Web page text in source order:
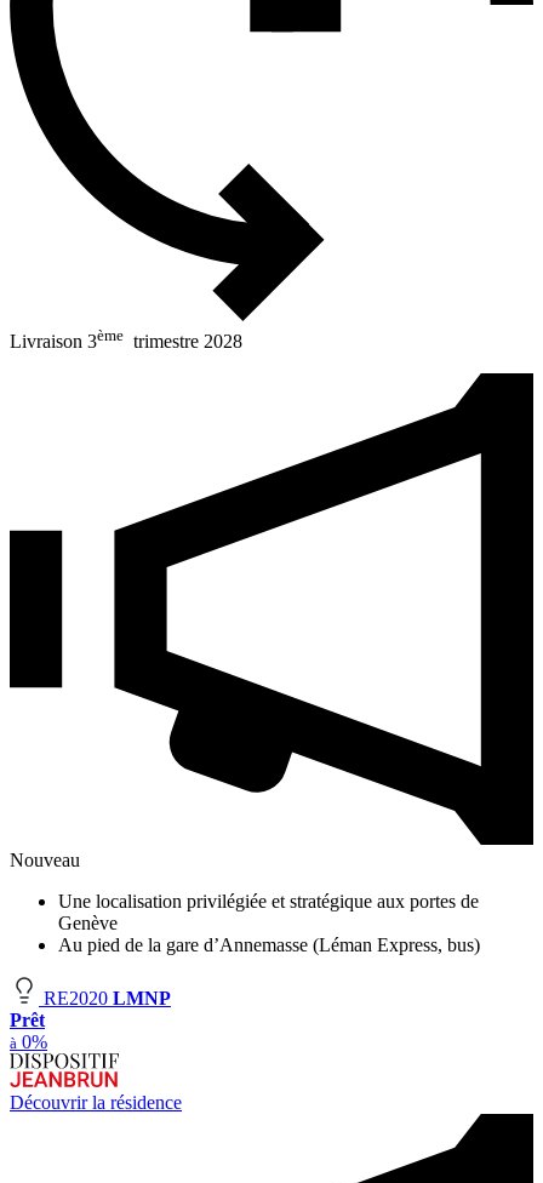
Livraison 3ème trimestre 2028
Nouveau
Une localisation privilégiée et stratégique aux portes de
Genève
Au pied de la gare d’Annemasse (Léman Express, bus)
RE2020 LMNP
Prêt
à 0%
Découvrir la résidence